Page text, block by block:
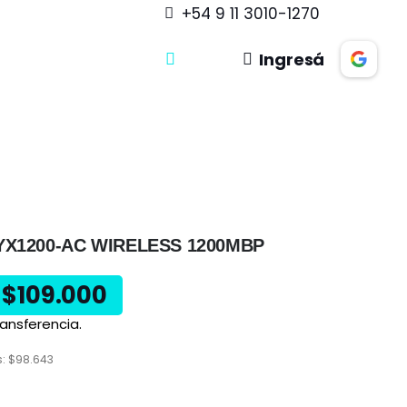
+54 9 11 3010-1270
Ingresá
AC WIRELESS 1200MBP
$109.000
$98.643